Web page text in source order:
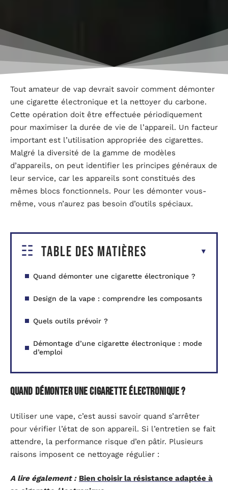
Tout amateur de vap devrait savoir comment démonter
une cigarette électronique et la nettoyer du carbone.
Cette opération doit être effectuée périodiquement
pour maximiser la durée de vie de l’appareil. Un facteur
important est l’utilisation appropriée des cigarettes.
Malgré la diversité de la gamme de modèles
d’appareils, on peut identifier les principes généraux de
leur service, car les appareils sont constitués des
mêmes blocs fonctionnels. Pour les démonter vous-
même, vous n’aurez pas besoin d’outils spéciaux.
Table des matières
Quand démonter une cigarette électronique ?
Design de la vape : comprendre les composants
Quels outils prévoir ?
Démontage d’une cigarette électronique : mode
d’emploi
Quand démonter une cigarette électronique ?
Utiliser une vape, c’est aussi savoir quand s’arrêter
pour vérifier l’état de son appareil. Si l’entretien se fait
attendre, la performance risque d’en pâtir. Plusieurs
raisons imposent ce nettoyage régulier :
A lire également : Bien choisir la résistance adaptée à